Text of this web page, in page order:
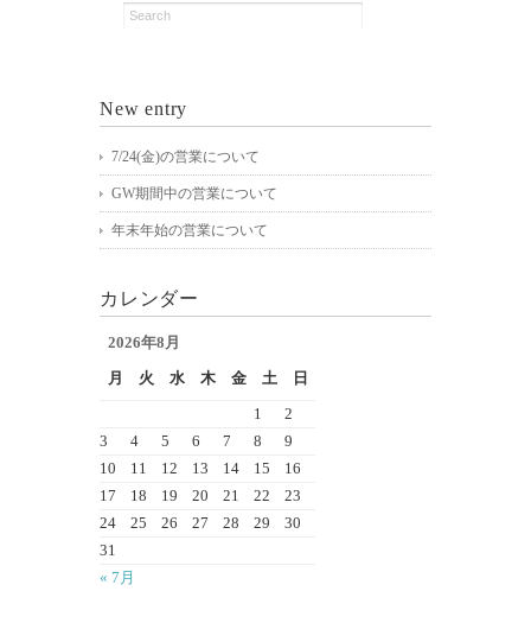
New entry
7/24(金)の営業について
GW期間中の営業について
年末年始の営業について
カレンダー
2026年8月
月
火 水 木 金 土 日
« 7月
1
2
3
4 5 6 7 8
9
10
11 12 13 14 15
16
17
18 19 20 21 22
23
24
25 26 27 28 29
30
31